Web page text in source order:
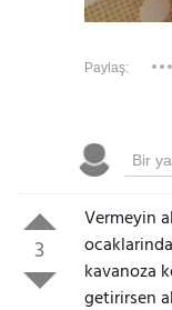
Paylaş:
3
Vermeyin
kavanoza
getirirsen